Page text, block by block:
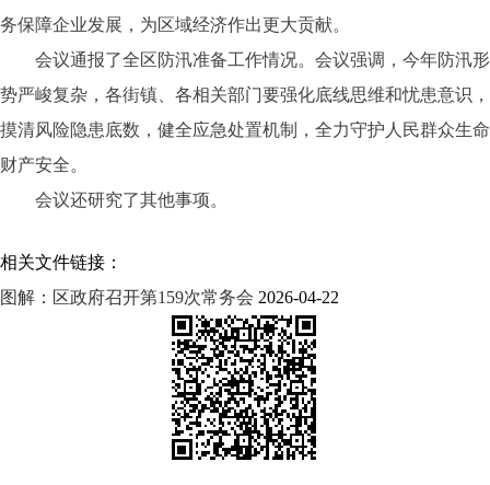
务保障企业发展，为区域经济作出更大贡献。
会议通报了全区防汛准备工作情况。 会议强调，今年防汛形
势严峻复杂，各街镇、各相关部门要强化底线思维和忧患意识，
摸清风险隐患底数，健全应急处置机制，全力守护人民群众生命
财产安全。
会议还研究了其他事项。
相关文件链接：
图解：区政府召开第159次常务会 2026-04-22